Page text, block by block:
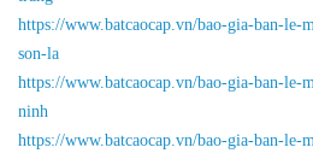
https://www.batcaocap.vn/bao-gia-ban-le-
son-la
https://www.batcaocap.vn/bao-gia-ban-le-
ninh
https://www.batcaocap.vn/bao-gia-ban-le-